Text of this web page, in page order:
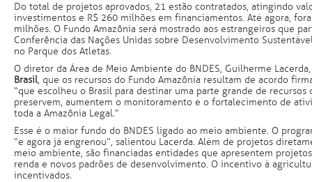
Do total de projetos aprovados, 21 estão contratados, atingindo
investimentos e R$ 260 milhões em financiamentos. Até agora,
milhões. O Fundo Amazônia será mostrado aos estrangeiros que
Conferência das Nações Unidas sobre Desenvolvimento
no Parque dos Atletas.
O diretor da Área de Meio Ambiente do BNDES, Guilherme
Brasil, que os recursos do Fundo Amazônia resultam de acordo
“que escolheu o Brasil para destinar uma parte grande de
preservem, aumentem o monitoramento e o fortalecimento de
toda a Amazônia Legal.”
Esse é o maior fundo do BNDES ligado ao meio ambiente. O
“e agora já engrenou”, salientou Lacerda. Além de projetos
meio ambiente, são financiadas entidades que apresentem
renda e novos padrões de desenvolvimento. O incentivo à
incentivados.